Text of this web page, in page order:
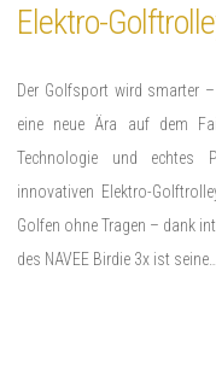
Elektro-
Der Golfsport wird smarter
eine neue Ära auf dem
Technologie und echtes
innovativen Elektro-
Golfen ohne Tragen – dank
des NAVEE Birdie 3x ist seine…